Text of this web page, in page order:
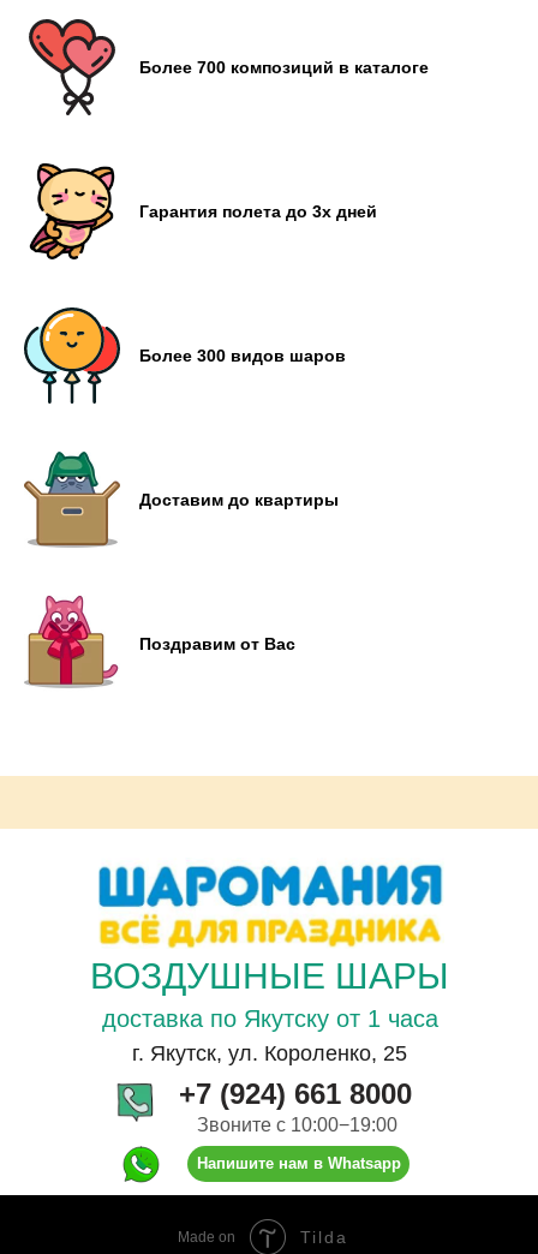
Более 700 композиций в каталоге
Гарантия полета до 3х дней
Более 300 видов шаров
Доставим до квартиры
Поздравим от Вас
ВОЗДУШНЫЕ ШАРЫ
доставка по Якутску от 1 часа
г. Якутск, ул. Короленко, 25
+7 (924) 661 8000
Напишите нам в Whatsapp
Звоните с 10:00−19:00
Made on Tilda